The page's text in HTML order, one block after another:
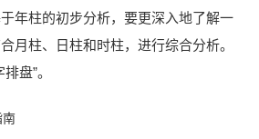
年柱的初步分析，要更深入地了解一
月柱、日柱和时柱，进行综合分析。
盘”。
南